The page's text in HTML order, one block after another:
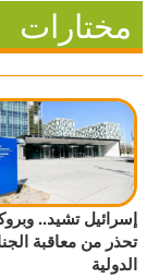
مختارات
إسرائيل تشيد..
تحذر من معاقبة
الدولية